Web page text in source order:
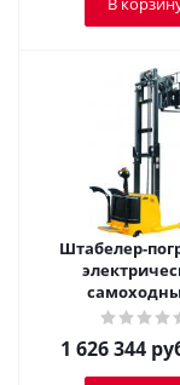
Штабелер-
платформой TOR
м
1 626 344